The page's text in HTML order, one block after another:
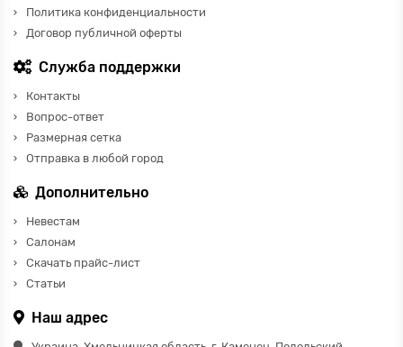
Политика конфиденциальности
Договор публичной оферты
Служба поддержки
Контакты
Вопрос-ответ
Размерная сетка
Отправка в любой город
Дополнительно
Невестам
Салонам
Скачать прайс-лист
Статьи
Наш адрес